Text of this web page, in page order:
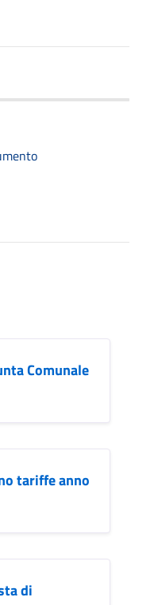
Comunale
tariffe anno
di